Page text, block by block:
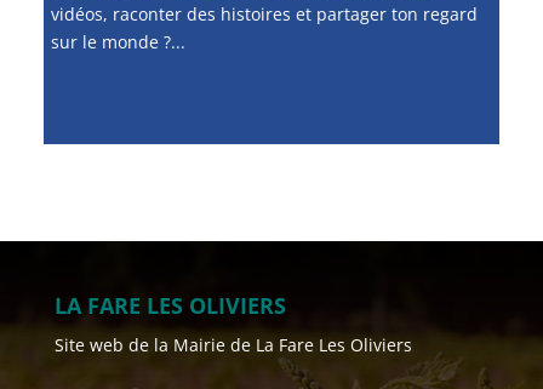
vidéos, raconter des histoires et partager ton regard
sur le monde ?...
LA FARE LES OLIVIERS
Site web de la Mairie de La Fare Les Oliviers